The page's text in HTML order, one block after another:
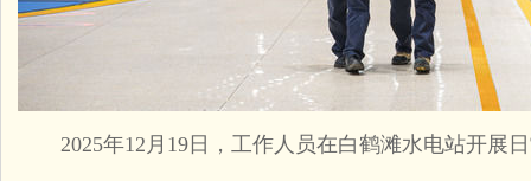
2025年12月19日，工作人员在白鹤滩水电站开展